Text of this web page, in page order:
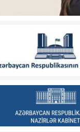
dövlət standartları
edilib
Alxasov “Araz-
tərk edib
tədqiqat
əldə olunmuş
emalı davam